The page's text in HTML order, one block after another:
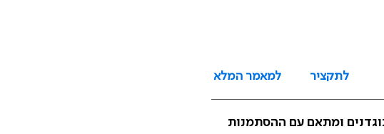
לתקציר
למאמר המלא
נוגדנים ומתאם עם ההסתמנות